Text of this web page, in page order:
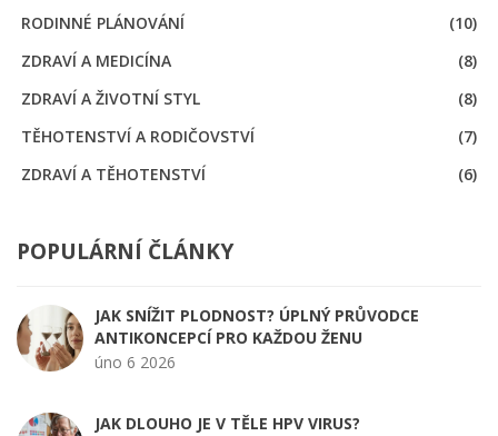
RODINNÉ PLÁNOVÁNÍ
(10)
ZDRAVÍ A MEDICÍNA
(8)
ZDRAVÍ A ŽIVOTNÍ STYL
(8)
TĚHOTENSTVÍ A RODIČOVSTVÍ
(7)
ZDRAVÍ A TĚHOTENSTVÍ
(6)
POPULÁRNÍ ČLÁNKY
JAK SNÍŽIT PLODNOST? ÚPLNÝ PRŮVODCE
ANTIKONCEPCÍ PRO KAŽDOU ŽENU
úno 6 2026
JAK DLOUHO JE V TĚLE HPV VIRUS?